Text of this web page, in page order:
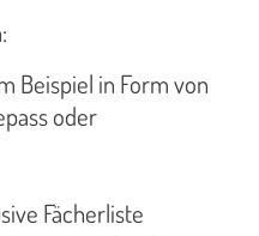
Beispiel in Form von
oder
Fächerliste